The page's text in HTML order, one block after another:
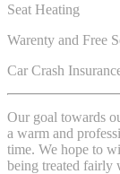
Seat Heating
Warenty and Free
Car Crash
Our goal towards
a warm and
time. We hope to
being treated fairly